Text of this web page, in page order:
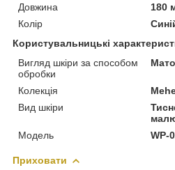
Довжина
180
Колір
Користувальницькі
Вигляд шкіри за способом
обробки
Колекція
Вид шкіри
Модель
WP-
Приховати